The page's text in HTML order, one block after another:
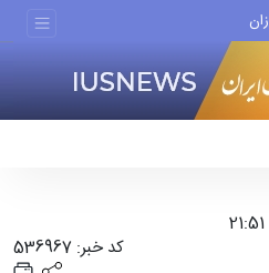
کد خبر: 536967